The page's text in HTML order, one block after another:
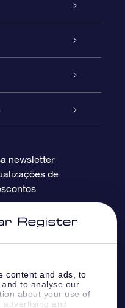
content and ads, to
to analyse our
about your use of
advertising and
newsletter
de